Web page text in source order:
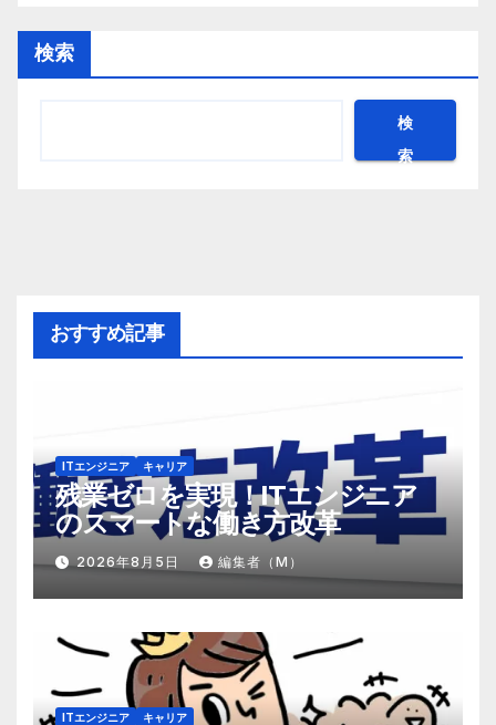
検索
検
索
おすすめ記事
ITエンジニア キャリア
残業ゼロを実現！ITエンジニア
のスマートな働き方改革
2026年8月5日 編集者（M）
ITエンジニア キャリア